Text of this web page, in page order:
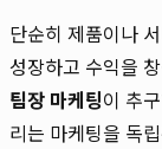
단순히 제품이나
성장하고 수익을
팀장 마케팅이 추
리는 마케팅을 독